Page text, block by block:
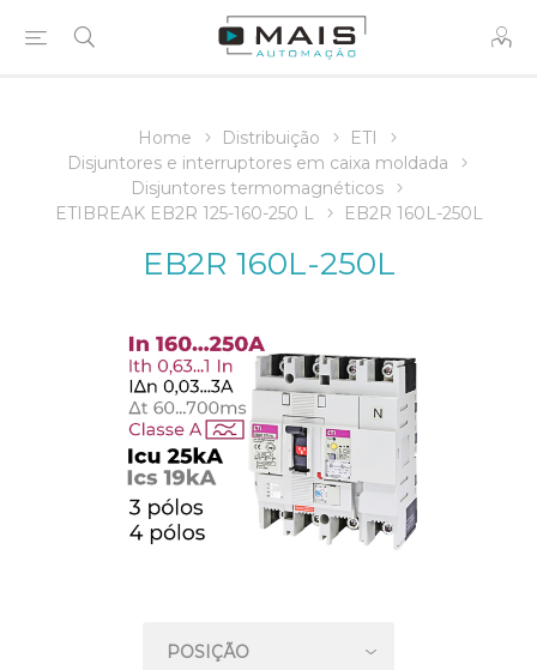
Home Distribuição
ETI
Disjuntores e interruptores em caixa moldada
Disjuntores termomagnéticos
ETIBREAK EB2R 125-160-250 L
EB2R 160L-250L
EB2R 160L-250L